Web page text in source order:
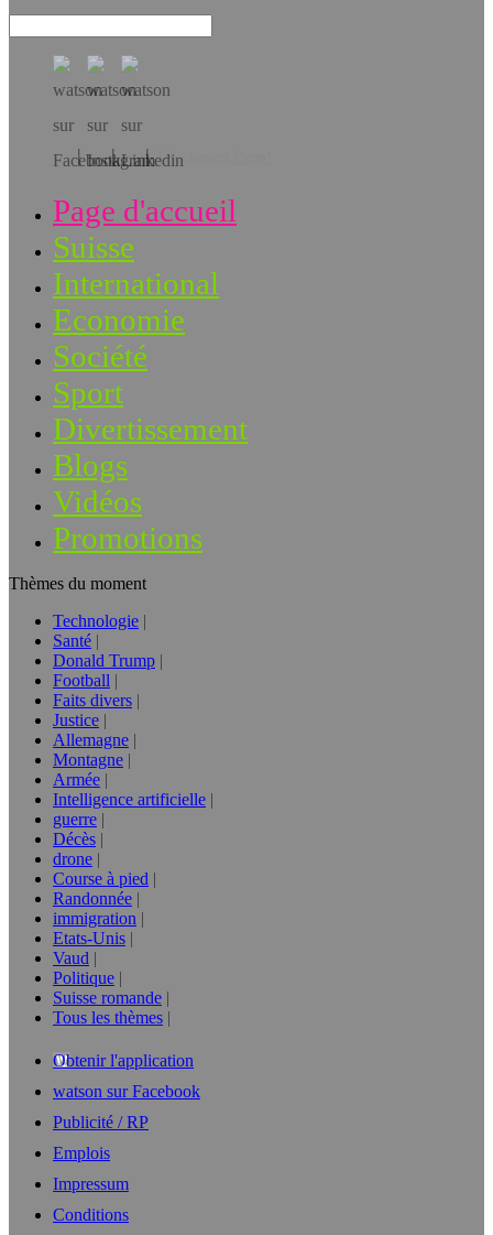
Téléchargez l’app!
Page d'accueil
Suisse
International
Economie
Société
Sport
Divertissement
Blogs
Vidéos
Promotions
Thèmes du moment
Technologie
Santé
Donald Trump
Football
Faits divers
Justice
Allemagne
Montagne
Armée
Intelligence artificielle
guerre
Décès
drone
Course à pied
Randonnée
immigration
Etats-Unis
Vaud
Politique
Suisse romande
Tous les thèmes
Obtenir l'application
watson sur Facebook
Publicité / RP
Emplois
Impressum
Conditions